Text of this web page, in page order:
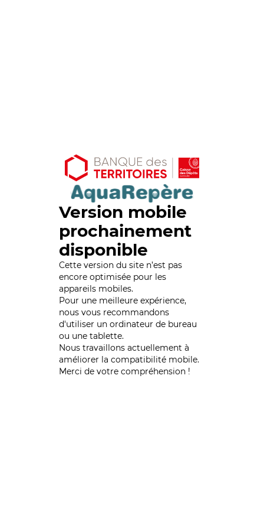
Version mobile
prochainement
disponible
Cette version du site n’est pas
encore optimisée pour les
appareils mobiles.
Pour une meilleure expérience,
nous vous recommandons
d'utiliser un ordinateur de bureau
ou une tablette.
Nous travaillons actuellement à
améliorer la compatibilité mobile.
Merci de votre compréhension !